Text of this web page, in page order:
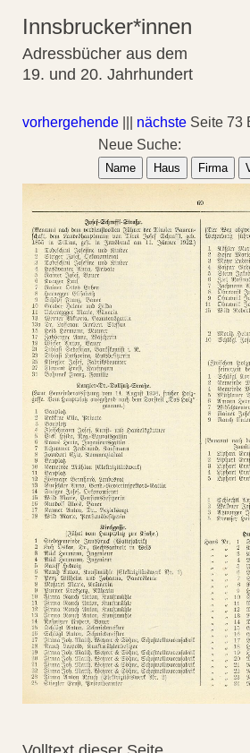
Innsbrucker*innen
Adressbücher aus dem
19. und 20. Jahrhundert
vorhergehende nächste Seite 73
Neue Suche:
Name Haus Firma